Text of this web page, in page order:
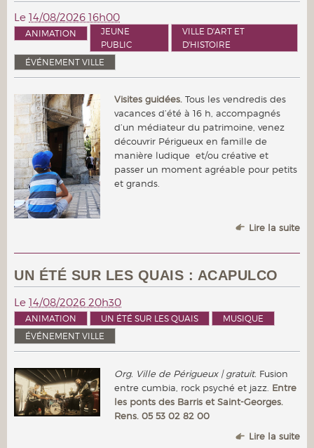
Le 14/08/2026 16h00
ANIMATION
JEUNE
PUBLIC
VILLE D'ART ET
D'HISTOIRE
ÉVÉNEMENT VILLE
Visites guidées. Tous les vendredis des
vacances d’été à 16 h, accompagnés
d’un médiateur du patrimoine, venez
découvrir Périgueux en famille de
manière ludique et/ou créative et
passer un moment agréable pour petits
et grands.
Lire la suite
UN ÉTÉ SUR LES QUAIS : ACAPULCO
Le 14/08/2026 20h30
ANIMATION UN ÉTÉ SUR LES QUAIS
MUSIQUE
ÉVÉNEMENT VILLE
Org. Ville de Périgueux | gratuit. Fusion
entre cumbia, rock psyché et jazz. Entre
les ponts des Barris et Saint-Georges.
Rens. 05 53 02 82 00
Lire la suite